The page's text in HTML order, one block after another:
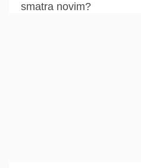
smatra novim?